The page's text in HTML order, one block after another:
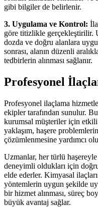
gibi bilgiler de belirlenir.
3. Uygulama ve Kontrol:
göre titizlikle gerçekleştirilir.
dozda ve doğru alanlara
sonrası, alanın düzenli
tedbirlerin alınması sağlanır.
Profesyonel
Profesyonel ilaçlama
ekipler tarafından sunulur.
kurumsal müşteriler için
yaklaşım, haşere
çözümlenmesine yardımcı
Uzmanlar, her türlü
deneyimli oldukları için
elde ederler. Kimyasal
yöntemlerin uygun şekilde
bir hizmet alınması, süreç
büyük avantaj sağlar.